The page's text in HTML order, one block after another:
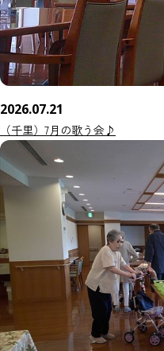
2026.07.21
（千里）7月の歌う会♪